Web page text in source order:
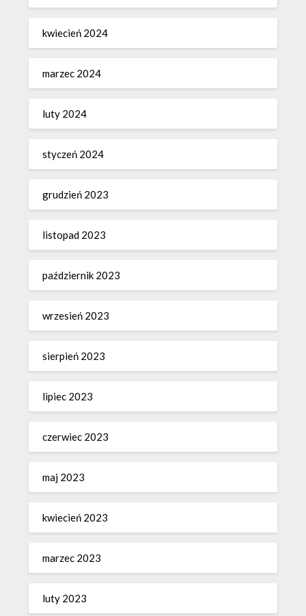
kwiecień 2024
marzec 2024
luty 2024
styczeń 2024
grudzień 2023
listopad 2023
październik 2023
wrzesień 2023
sierpień 2023
lipiec 2023
czerwiec 2023
maj 2023
kwiecień 2023
marzec 2023
luty 2023